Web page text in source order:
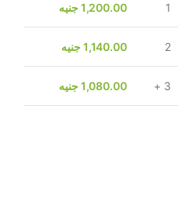
1
1,200.00جنيه
2
1,140.00جنيه
3 +
1,080.00جنيه